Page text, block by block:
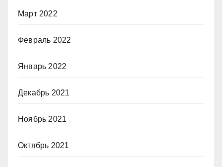
Март 2022
Февраль 2022
Январь 2022
Декабрь 2021
Ноябрь 2021
Октябрь 2021